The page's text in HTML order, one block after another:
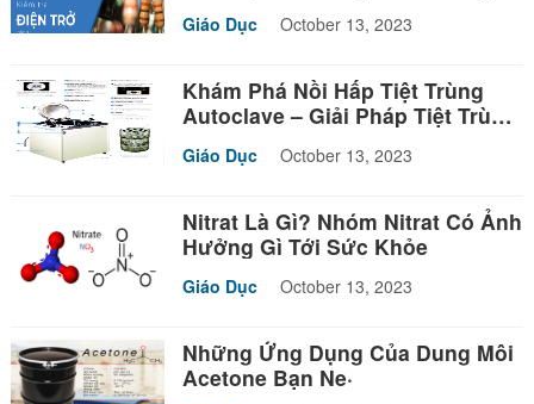
Giáo Dục October 13, 2023
Khám Phá Nồi Hấp Tiệt Trùng
Autoclave – Giải Pháp Tiệt Trùng
Giáo Dục October 13, 2023
Nitrat Là Gì? Nhóm Nitrat Có Ảnh
Hưởng Gì Tới Sức Khỏe
Giáo Dục October 13, 2023
Những Ứng Dụng Của Dung Môi
Acetone Bạn Ne·